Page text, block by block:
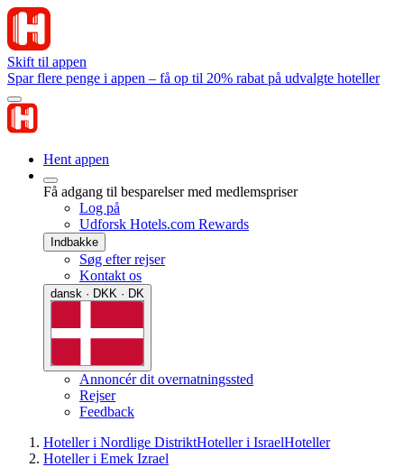
Skift til appen
Spar flere penge i appen – få op til 20% rabat på udvalgte hoteller
Hent appen
Få adgang til besparelser med medlemspriser
Log på
Udforsk Hotels.com Rewards
Indbakke
Søg efter rejser
Kontakt os
dansk · DKK · DK
Annoncér dit overnatningssted
Rejser
Feedback
Hoteller i Nordlige DistriktHoteller i IsraelHoteller
Hoteller i Emek Izrael